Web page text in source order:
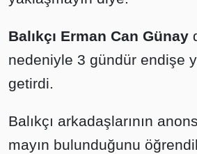
Balıkçı Erman Can Günay
nedeniyle 3 gündür endişe
getirdi.
Balıkçı arkadaşlarının
mayın bulunduğunu